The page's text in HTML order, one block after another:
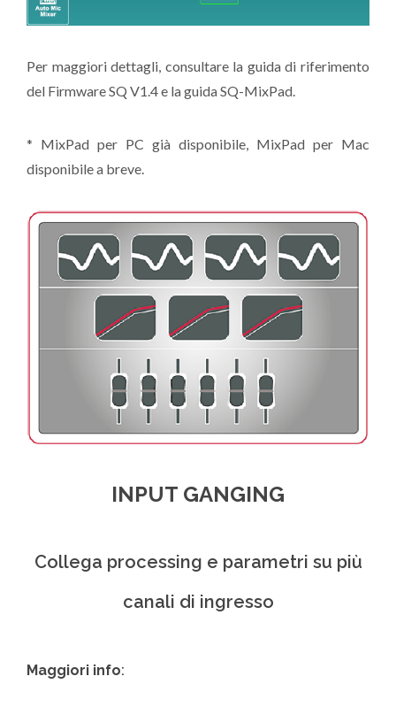
Per maggiori dettagli, consultare la guida di riferimento
del Firmware SQ V1.4 e la guida SQ-MixPad.
* MixPad per PC già disponibile, MixPad per Mac
disponibile a breve.
INPUT GANGING
Collega processing e parametri su più
canali di ingresso
Maggiori info: